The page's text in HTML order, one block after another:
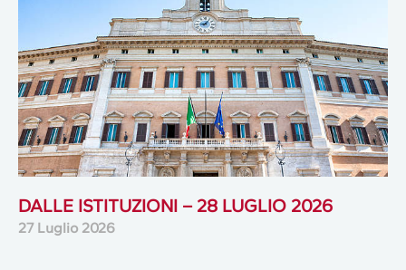
DALLE ISTITUZIONI – 28 LUGLIO 2026
27 Luglio 2026